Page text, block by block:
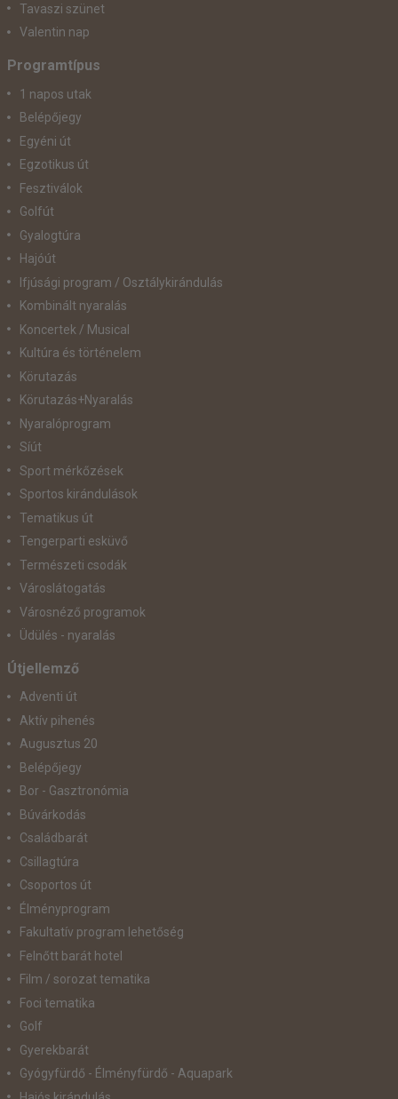
Tavaszi szünet
Valentin nap
Programtípus
1 napos utak
Belépőjegy
Egyéni út
Egzotikus út
Fesztiválok
Golfút
Gyalogtúra
Hajóút
Ifjúsági program / Osztálykirándulás
Kombinált nyaralás
Koncertek / Musical
Kultúra és történelem
Körutazás
Körutazás+Nyaralás
Nyaralóprogram
Síút
Sport mérkőzések
Sportos kirándulások
Tematikus út
Tengerparti esküvő
Természeti csodák
Városlátogatás
Városnéző programok
Üdülés - nyaralás
Útjellemző
Adventi út
Aktív pihenés
Augusztus 20
Belépőjegy
Bor - Gasztronómia
Búvárkodás
Családbarát
Csillagtúra
Csoportos út
Élményprogram
Fakultatív program lehetőség
Felnőtt barát hotel
Film / sorozat tematika
Foci tematika
Golf
Gyerekbarát
Gyógyfürdő - Élményfürdő - Aquapark